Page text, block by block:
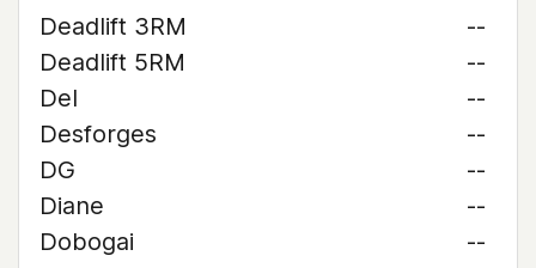
Deadlift 3RM
--
Deadlift 5RM
--
Del
--
Desforges
--
DG
--
Diane
--
Dobogai
--